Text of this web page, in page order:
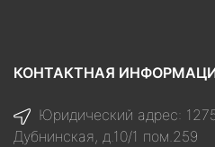
КОНТАКТНАЯ
Юридический адрес:
Дубнинская, д.10/1 пом.259